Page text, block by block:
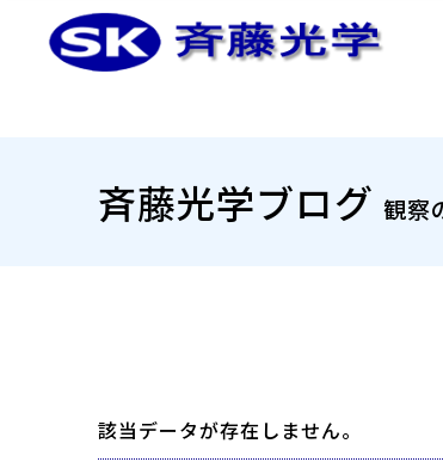
斉藤光学ブログ 観察
該当データが存在しません。